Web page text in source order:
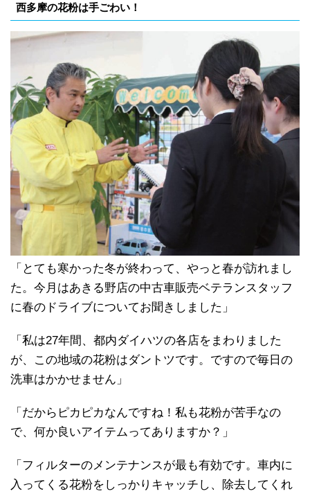
西多摩の花粉は手ごわい！
「とても寒かった冬が終わって、やっと春が訪れまし
た。今月はあきる野店の中古車販売ベテランスタッフ
に春のドライブについてお聞きしました」
「私は27年間、都内ダイハツの各店をまわりました
が、この地域の花粉はダントツです。ですので毎日の
洗車はかかせません」
「だからピカピカなんですね！私も花粉が苦手なの
で、何か良いアイテムってありますか？」
「フィルターのメンテナンスが最も有効です。車内に
入ってくる花粉をしっかりキャッチし、除去してくれ